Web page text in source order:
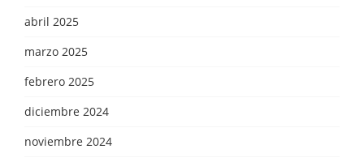
abril 2025
marzo 2025
febrero 2025
diciembre 2024
noviembre 2024